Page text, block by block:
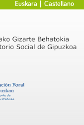
Euskara Castellano